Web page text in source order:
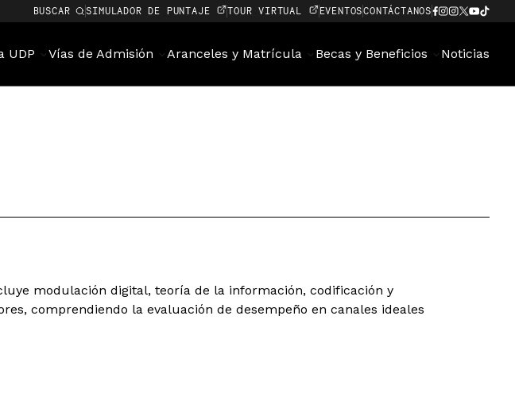
BUSCAR SIMULADOR DE PUNTAJE TOUR VIRTUAL EVENTOSCONTÁCTANOS
UDP Vías de Admisión Aranceles y Matrícula Becas y Beneficios Noticias
modulación digital, teoría de la información, codificación y
comprendiendo la evaluación de desempeño en canales ideales